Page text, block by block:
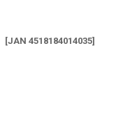
[JAN 4518184014035]